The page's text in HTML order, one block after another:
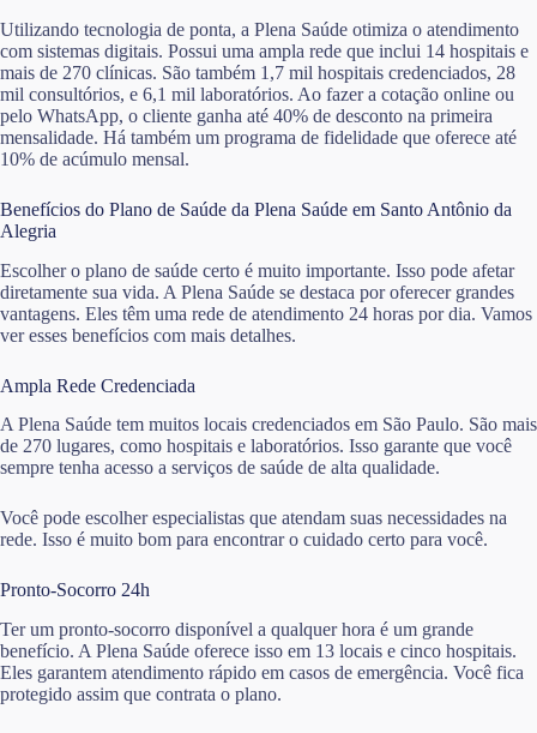
Utilizando tecnologia de ponta, a Plena Saúde otimiza o atendimento
com sistemas digitais. Possui uma ampla rede que inclui 14 hospitais e
mais de 270 clínicas. São também 1,7 mil hospitais credenciados, 28
mil consultórios, e 6,1 mil laboratórios. Ao fazer a cotação online ou
pelo WhatsApp, o cliente ganha até 40% de desconto na primeira
mensalidade. Há também um programa de fidelidade que oferece até
10% de acúmulo mensal.
Benefícios do Plano de Saúde da Plena Saúde em Santo Antônio da
Alegria
Escolher o plano de saúde certo é muito importante. Isso pode afetar
diretamente sua vida. A Plena Saúde se destaca por oferecer grandes
vantagens. Eles têm uma rede de atendimento 24 horas por dia. Vamos
ver esses benefícios com mais detalhes.
Ampla Rede Credenciada
A Plena Saúde tem muitos locais credenciados em São Paulo. São mais
de 270 lugares, como hospitais e laboratórios. Isso garante que você
sempre tenha acesso a serviços de saúde de alta qualidade.
Você pode escolher especialistas que atendam suas necessidades na
rede. Isso é muito bom para encontrar o cuidado certo para você.
Pronto-Socorro 24h
Ter um pronto-socorro disponível a qualquer hora é um grande
benefício. A Plena Saúde oferece isso em 13 locais e cinco hospitais.
Eles garantem atendimento rápido em casos de emergência. Você fica
protegido assim que contrata o plano.